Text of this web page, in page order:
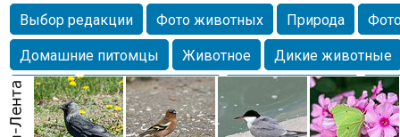
Выбор редакции Фото животных Природа
Домашние питомцы
Животное
Дикие животные
Собаки
Alexanderandronik Млекопитающие
Морда
Собачка Осень Портрет
Домашние